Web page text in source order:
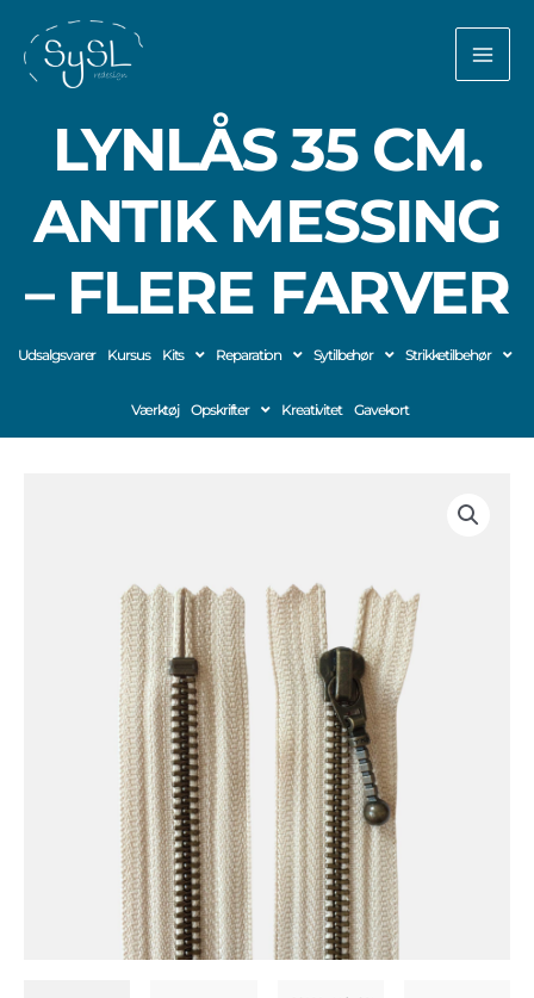
indholdet
LYNLÅS 35 CM.
ANTIK MESSING
– FLERE FARVER
Udsalgsvarer Kursus Kits Reparation Sytilbehør Strikketilbehør
Værktøj Opskrifter Kreativitet Gavekort